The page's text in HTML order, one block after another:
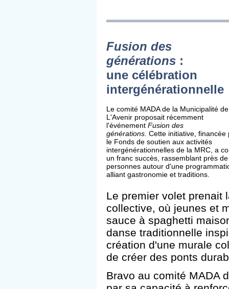
Fusion des
générations :
une célébration
intergénérationnelle
Le comité MADA de la Municipalité de
L'Avenir proposait récemment
l'événement Fusion des
générations . Cette initiative, financée
le Fonds de soutien aux activités
intergénérationnelles de la MRC, a
un franc succès, rassemblant près
personnes autour d'une
alliant gastronomie et traditions.
Le premier volet prenait
collective, où jeunes et
sauce à spaghetti
danse traditionnelle
création d'une murale
de créer des ponts
Bravo au comité MADA